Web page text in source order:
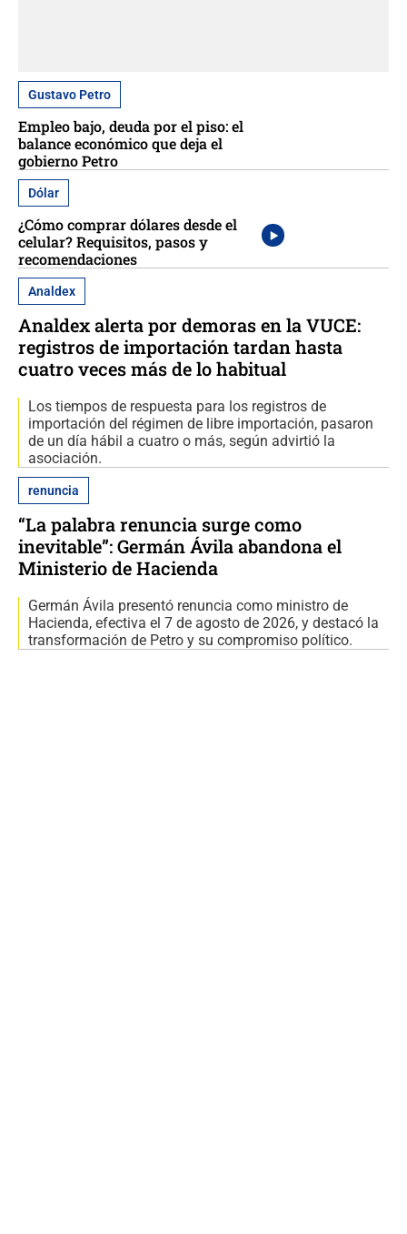
Gustavo Petro
Empleo bajo, deuda por el piso: el
balance económico que deja el
gobierno Petro
Dólar
¿Cómo comprar dólares desde el
celular? Requisitos, pasos y
recomendaciones
Analdex
Analdex alerta por demoras en la VUCE:
registros de importación tardan hasta
cuatro veces más de lo habitual
Los tiempos de respuesta para los registros de
importación del régimen de libre importación, pasaron
de un día hábil a cuatro o más, según advirtió la
asociación.
renuncia
“La palabra renuncia surge como
inevitable”: Germán Ávila abandona el
Ministerio de Hacienda
Germán Ávila presentó renuncia como ministro de
Hacienda, efectiva el 7 de agosto de 2026, y destacó la
transformación de Petro y su compromiso político.